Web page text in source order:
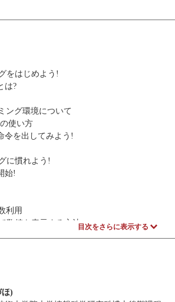
をはじめよう!
は?
ング環境について
使い方
を出してみよう!
に慣れよう!
始!
利用
数値を表示する方法
から入力する
利用
目次をさらに表示する
)